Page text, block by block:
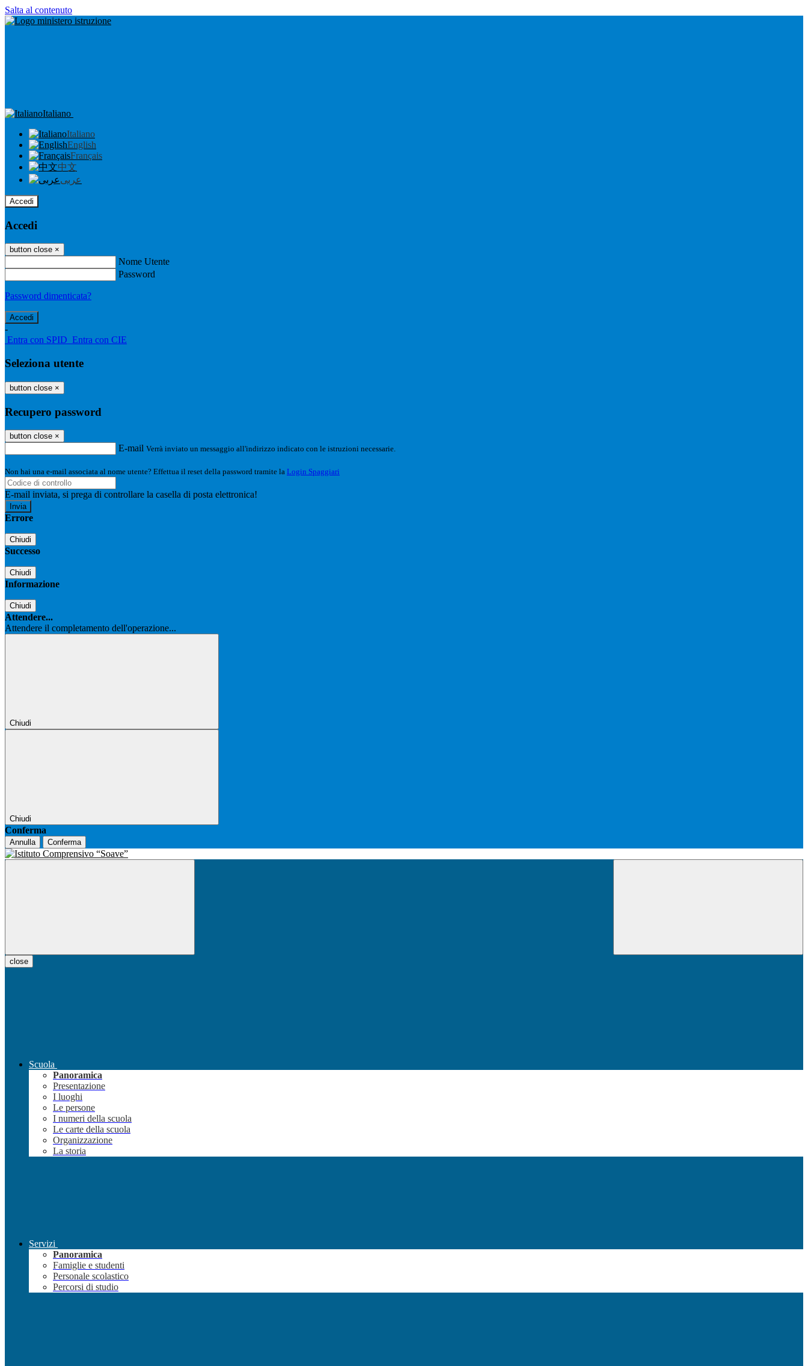
Salta al contenuto
Italiano
Italiano
English
Français
中文
عربى
Accedi
Accedi
button close ×
Nome Utente
Password
Password dimenticata?
-
Entra con SPID Entra con CIE
Seleziona utente
button close ×
Recupero password
button close ×
E-mail Verrà inviato un messaggio all'indirizzo indicato con le istruzioni necessarie.
Non hai una e-mail associata al nome utente? Effettua il reset della password tramite la Login Spaggiari
E-mail inviata, si prega di controllare la casella di posta elettronica!
Errore
Chiudi
Successo
Chiudi
Informazione
Chiudi
Attendere...
Attendere il completamento dell'operazione...
Chiudi
Chiudi
Conferma
Annulla Conferma
close
Scuola
Panoramica
Presentazione
I luoghi
Le persone
I numeri della scuola
Le carte della scuola
Organizzazione
La storia
Servizi
Panoramica
Famiglie e studenti
Personale scolastico
Percorsi di studio